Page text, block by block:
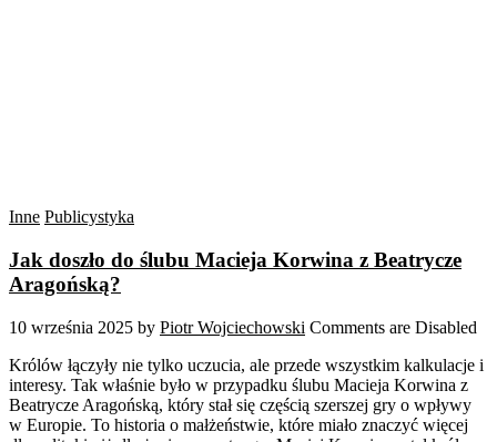
Inne Publicystyka
Jak doszło do ślubu Macieja Korwina z Beatrycze
Aragońską?
10 września 2025 by Piotr Wojciechowski Comments are Disabled
Królów łączyły nie tylko uczucia, ale przede wszystkim kalkulacje i
interesy. Tak właśnie było w przypadku ślubu Macieja Korwina z
Beatrycze Aragońską, który stał się częścią szerszej gry o wpływy
w Europie. To historia o małżeństwie, które miało znaczyć więcej